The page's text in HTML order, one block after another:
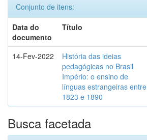
Conjunto de itens:
Data do
documento
Título
14-Fev-2022
História das ideias
pedagógicas no Brasil
Império: o ensino de
línguas estrangeiras entre
1823 e 1890
Busca facetada